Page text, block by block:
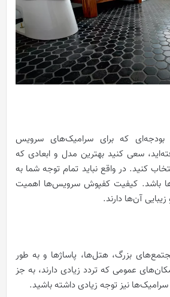
بودجه‌ای که برای سرامیک‌های سرویس
سعی کنید بهترین مدل و ابعادی که
کنید. در واقع نباید تمام توجه شما به
باشد. کیفیت کفپوش‌ سرویس‌ها اهمیت
آن‌ها دارند.
بزرگ، هتل‌ها، پاساژها و به طور
عمومی که تردد زیادی دارند، به جز
سرامیک‌ها نیز توجه زیادی داشته باشید.